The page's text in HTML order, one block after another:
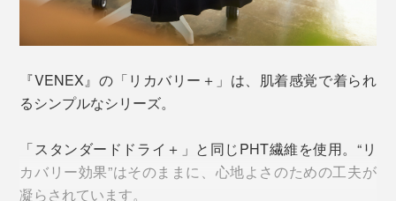
この繊維が発する微弱な電磁波（遠赤外線）が皮膚の感
受センサーに作用。
血行を促進
↓
疲労・コリを改善
『VENEX』の「リカバリー＋」は、肌着感覚で着られ
るシンプルなシリーズ。
「スタンダードドライ＋」と同じPHT繊維を使用。“リ
カバリー効果”はそのままに、心地よさのための工夫が
凝らされています。